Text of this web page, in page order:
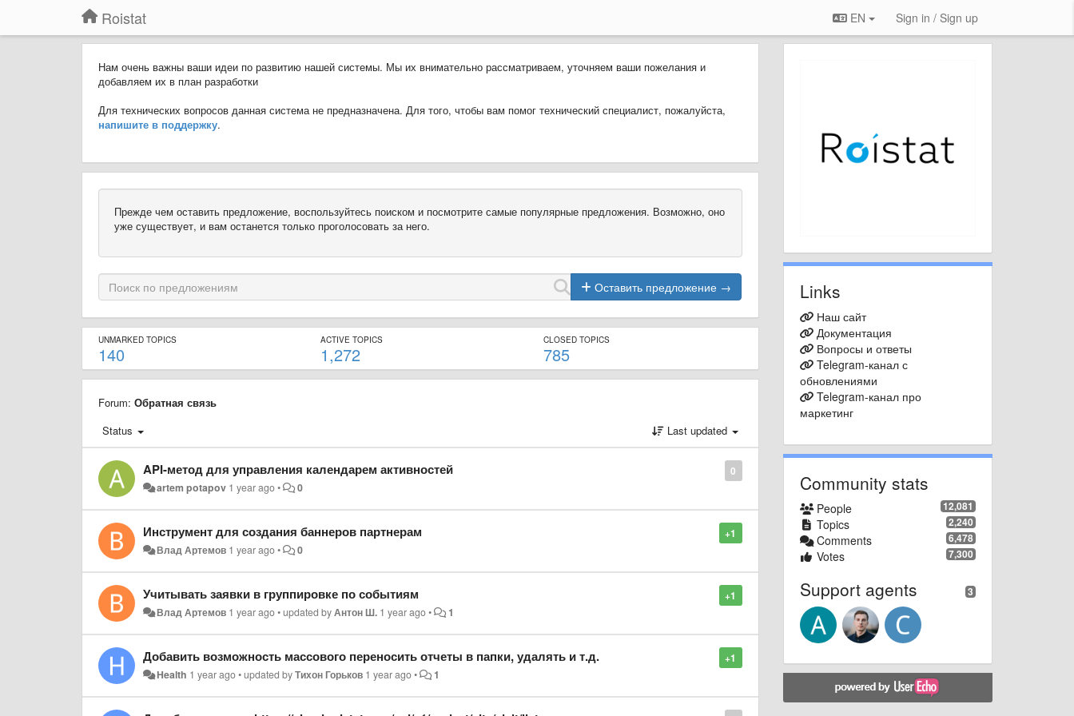
Roistat EN Sign in / Sign up
Нам очень важны ваши идеи по развитию нашей системы. Мы их внимательно рассматриваем, уточняем ваши пожелания и
добавляем их в план разработки
Для технических вопросов данная система не предназначена. Для того, чтобы вам помог технический специалист, пожалуйста,
напишите в поддержку.
Прежде чем оставить предложение, воспользуйтесь поиском и посмотрите самые популярные предложения. Возможно, оно
уже существует, и вам останется только проголосовать за него.
Оставить предложение →
UNMARKED TOPICS
140
ACTIVE TOPICS
1,272
CLOSED TOPICS
785
Forum: Обратная связь
Status
Last updated
0
API-метод для управления календарем активностей
artem potapov 1 year ago• 0
+1
Инструмент для создания баннеров партнерам
Влад Артемов 1 year ago• 0
+1
Учитывать заявки в группировке по событиям
Влад Артемов 1 year ago•updated byАнтон Ш. 1 year ago• 1
+1
Добавить возможность массового переносить отчеты в папки, удалять и т.д.
Health 1 year ago•updated byТихон Горьков 1 year ago• 1
Links
Наш сайт
Документация
Вопросы и ответы
Telegram-канал с
обновлениями
Telegram-канал про
маркетинг
Community stats
12,081
People
2,240
Topics
6,478
Comments
7,300
Votes
3
Support agents